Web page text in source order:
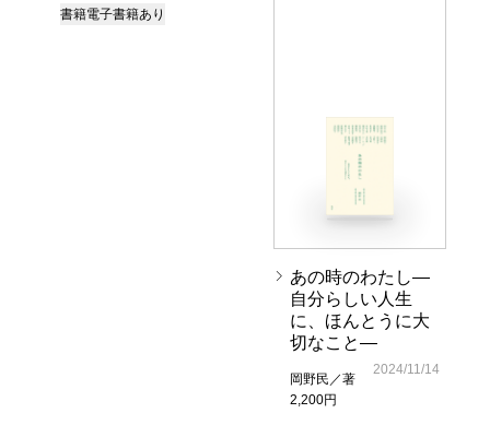
書籍電子書籍あり
あの時のわたし―
自分らしい人生
に、ほんとうに大
切なこと―
岡野民／著
2,200円
2024/11/14